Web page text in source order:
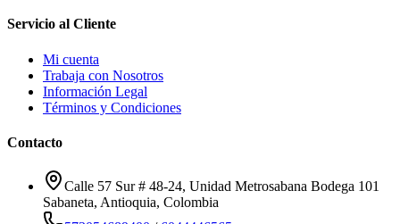
Servicio al Cliente
Mi cuenta
Trabaja con Nosotros
Información Legal
Términos y Condiciones
Contacto
Calle 57 Sur # 48-24, Unidad Metrosabana Bodega 101
Sabaneta, Antioquia, Colombia